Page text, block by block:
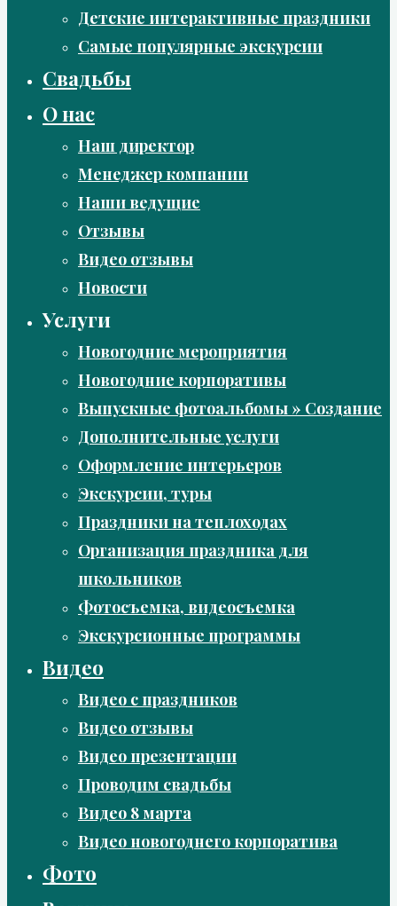
Детские интерактивные праздники
Самые популярные экскурсии
Свадьбы
О нас
Наш директор
Менеджер компании
Наши ведущие
Отзывы
Видео отзывы
Новости
Услуги
Новогодние мероприятия
Новогодние корпоративы
Выпускные фотоальбомы » Создание
Дополнительные услуги
Оформление интерьеров
Экскурсии, туры
Праздники на теплоходах
Организация праздника для
школьников
Фотосъемка, видеосъемка
Экскурсионные программы
Видео
Видео с праздников
Видео отзывы
Видео презентации
Проводим свадьбы
Видео 8 марта
Видео новогоднего корпоратива
Фото